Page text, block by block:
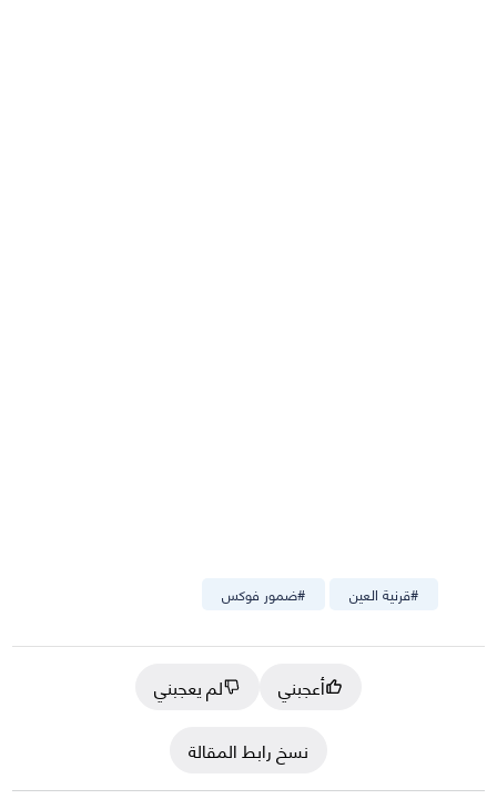
#ضمور فوكس #قرنية العين
أعجبني
لم يعجبني
نسخ رابط المقالة